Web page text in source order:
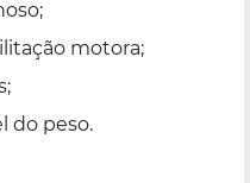
motora;
do peso.